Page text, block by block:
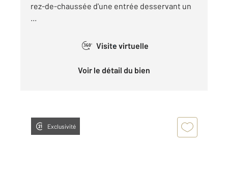
rez-de-chaussée d'une entrée desservant un
...
360° Visite virtuelle
Voir le détail du bien
Exclusivité